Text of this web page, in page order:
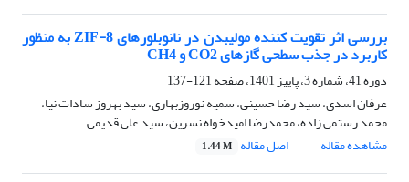
بررسی اثر تقویت کننده مولیبدن در نانوبلورهای ZIF-8 به منظور
کاربرد در جذب سطحی گازهای CO2 و CH4
دوره 41، شماره 3، پاییز 1401، صفحه
121-137
عرفان اسدی، سید رضا حسینی، سمیه نوروزبهاری، سید بهروز سادات نیا،
محمد رستمی زاده، محمدرضا امیدخواه نسرین، سید علی قدیمی
مشاهده مقاله
اصل مقاله 1.44 M